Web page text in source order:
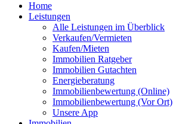
Home
Leistungen
Alle Leistungen im Überblick
Verkaufen/Vermieten
Kaufen/Mieten
Immobilien Ratgeber
Immobilien Gutachten
Energieberatung
Immobilienbewertung (Online)
Immobilienbewertung (Vor Ort)
Unsere App